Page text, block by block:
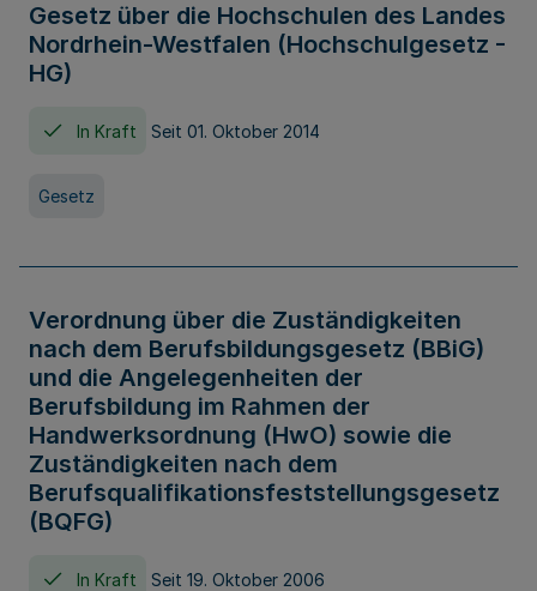
Gesetz über die Hochschulen des Landes
Nordrhein-Westfalen (Hochschulgesetz -
HG)
In Kraft Seit 01. Oktober 2014
Gesetz
Verordnung über die Zuständigkeiten
nach dem Berufsbildungsgesetz (BBiG)
und die Angelegenheiten der
Berufsbildung im Rahmen der
Handwerksordnung (HwO) sowie die
Zuständigkeiten nach dem
Berufsqualifikationsfeststellungsgesetz
(BQFG)
In Kraft Seit 19. Oktober 2006